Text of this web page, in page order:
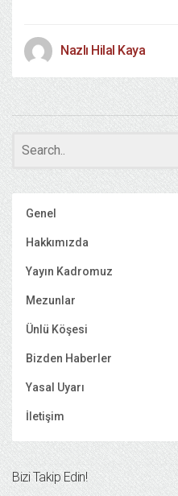
Nazlı Hilal Kaya
Genel
Hakkımızda
Yayın Kadromuz
Mezunlar
Ünlü Köşesi
Bizden Haberler
Yasal Uyarı
İletişim
Bizi Takip Edin!